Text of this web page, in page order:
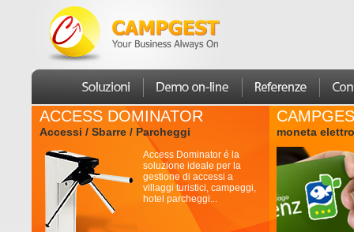
ACCESS DOMINATOR
Accessi / Sbarre / Parcheggi
Access Dominator é la
soluzione ideale per la
gestione di accessi a
villaggi turistici, campeggi,
hotel parcheggi...
moneta